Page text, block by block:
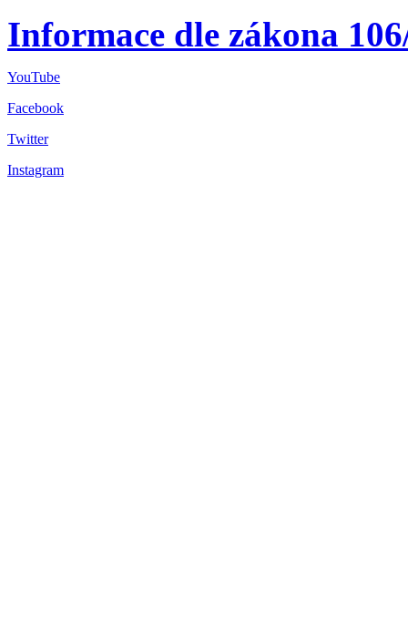
Informace dle zákona
YouTube
Facebook
Twitter
Instagram